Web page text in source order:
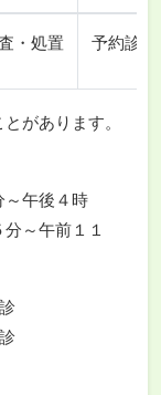
・処置 予約診
があります。
～午後４時
午前１１